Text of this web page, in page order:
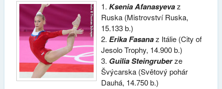
1.Ksenia Afanasyevaz
Ruska (Mistrovství Ruska,
15.133 b.)
2. Erika Fasanaz Itálie (City of
Jesolo Trophy, 14.900 b.)
3. Guilia Steingruberze
Švýcarska (Světový pohár
Dauhá, 14.750 b.)